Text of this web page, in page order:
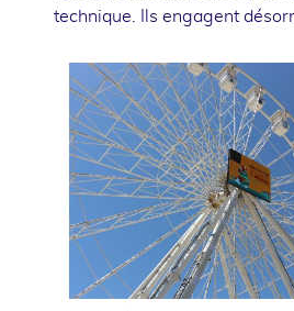
technique. Ils engagent